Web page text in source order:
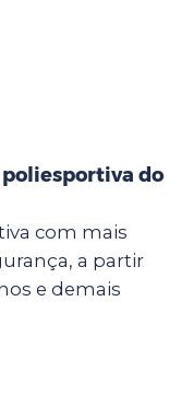
do
com mais
a partir
e demais